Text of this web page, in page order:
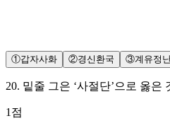
①갑자사화 ②경신환국 ③계유정
20. 밑줄 그은 ‘사절단’으로 옳은
1 점